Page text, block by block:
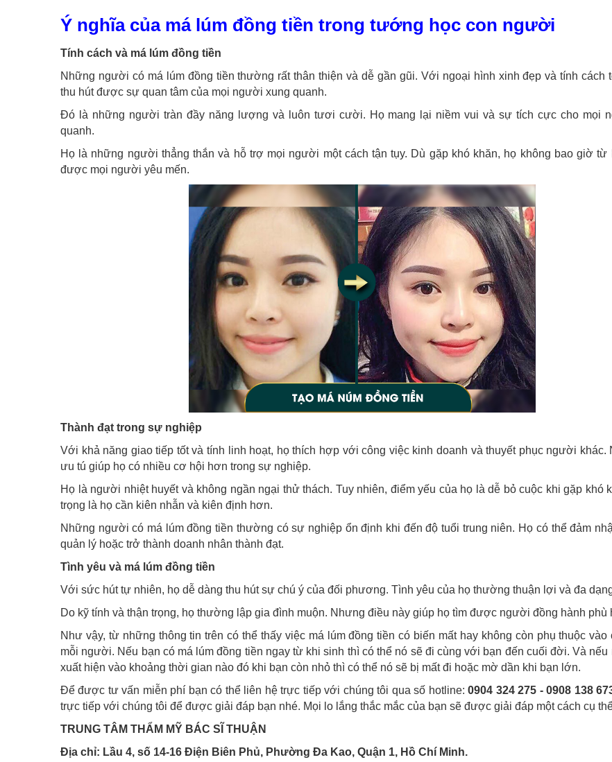
Ý nghĩa của má lúm đồng tiền trong tướng học con người
Tính cách và má lúm đồng tiền
Những người có má lúm đồng tiền thường rất thân thiện và dễ gần gũi. Với ngoại hình xinh đẹp và tính cách
thu hút được sự quan tâm của mọi người xung quanh.
Đó là những người tràn đầy năng lượng và luôn tươi cười. Họ mang lại niềm vui và sự tích cực cho mọi
quanh.
Họ là những người thẳng thắn và hỗ trợ mọi người một cách tận tụy. Dù gặp khó khăn, họ không bao giờ từ
được mọi người yêu mến.
Thành đạt trong sự nghiệp
Với khả năng giao tiếp tốt và tính linh hoạt, họ thích hợp với công việc kinh doanh và thuyết phục người khác.
ưu tú giúp họ có nhiều cơ hội hơn trong sự nghiệp.
Họ là người nhiệt huyết và không ngần ngại thử thách. Tuy nhiên, điểm yếu của họ là dễ bỏ cuộc khi gặp khó
trọng là họ cần kiên nhẫn và kiên định hơn.
Những người có má lúm đồng tiền thường có sự nghiệp ổn định khi đến độ tuổi trung niên. Họ có thể đảm
quản lý hoặc trở thành doanh nhân thành đạt.
Tình yêu và má lúm đồng tiền
Với sức hút tự nhiên, họ dễ dàng thu hút sự chú ý của đối phương. Tình yêu của họ thường thuận lợi và đa
Do kỹ tính và thận trọng, họ thường lập gia đình muộn. Nhưng điều này giúp họ tìm được người đồng hành phù
Như vậy, từ những thông tin trên có thể thấy việc má lúm đồng tiền có biến mất hay không còn phụ thuộc vào
mỗi người. Nếu bạn có má lúm đồng tiền ngay từ khi sinh thì có thể nó sẽ đi cùng với bạn đến cuối đời. Và nếu
xuất hiện vào khoảng thời gian nào đó khi bạn còn nhỏ thì có thể nó sẽ bị mất đi hoặc mờ dần khi bạn lớn.
Để được tư vấn miễn phí bạn có thể liên hệ trực tiếp với chúng tôi qua số hotline:0904 324 275 - 0908 138
trực tiếp với chúng tôi để được giải đáp bạn nhé. Mọi lo lắng thắc mắc của bạn sẽ được giải đáp một cách cụ
TRUNG TÂM THẨM MỸ BÁC SĨ THUẬN
Địa chỉ: Lầu 4, số 14-16 Điện Biên Phủ, Phường Đa Kao, Quận 1, Hồ Chí Minh.